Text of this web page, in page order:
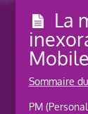
La
Sommaire
PM